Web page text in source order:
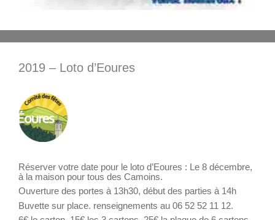
2019 – Loto d’Eoures
Réserver votre date pour le loto d’Eoures : Le 8 décembre,
à la maison pour tous des Camoins.
Ouverture des portes à 13h30, début des parties à 14h
Buvette sur place. renseignements au 06 52 52 11 12.